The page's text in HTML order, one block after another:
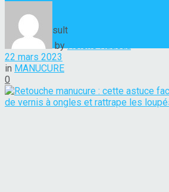
View All Result
by Hélène Nadeau
22 mars 2023
in MANUCURE
0